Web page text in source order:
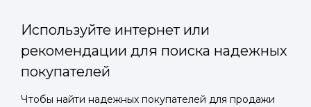
Войти в
Используйте интернет или
рекомендации для поиска надежных
покупателей
Чтобы найти надежных покупателей для продажи